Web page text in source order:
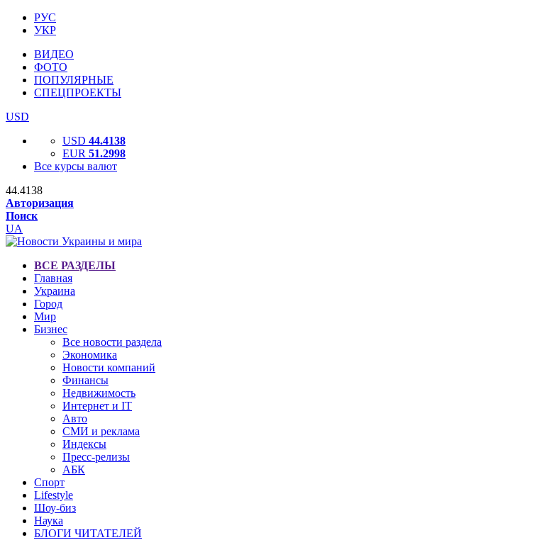
РУС
УКР
ВИДЕО
ФОТО
ПОПУЛЯРНЫЕ
СПЕЦПРОЕКТЫ
USD
USD 44.4138
EUR 51.2998
Все курсы валют
44.4138
Авторизация
Поиск
UA
ВСЕ РАЗДЕЛЫ
Главная
Украина
Город
Мир
Бизнес
Все новости раздела
Экономика
Новости компаний
Финансы
Недвижимость
Интернет и IT
Авто
СМИ и реклама
Индексы
Пресс-релизы
АБК
Спорт
Lifestyle
Шоу-биз
Наука
БЛОГИ ЧИТАТЕЛЕЙ